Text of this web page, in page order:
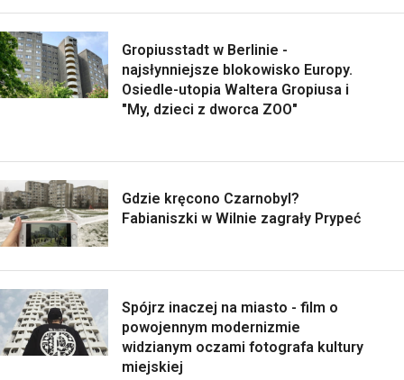
Gropiusstadt w Berlinie -
najsłynniejsze blokowisko Europy.
Osiedle-utopia Waltera Gropiusa i
"My, dzieci z dworca ZOO"
Gdzie kręcono Czarnobyl?
Fabianiszki w Wilnie zagrały Prypeć
Spójrz inaczej na miasto - film o
powojennym modernizmie
widzianym oczami fotografa kultury
miejskiej